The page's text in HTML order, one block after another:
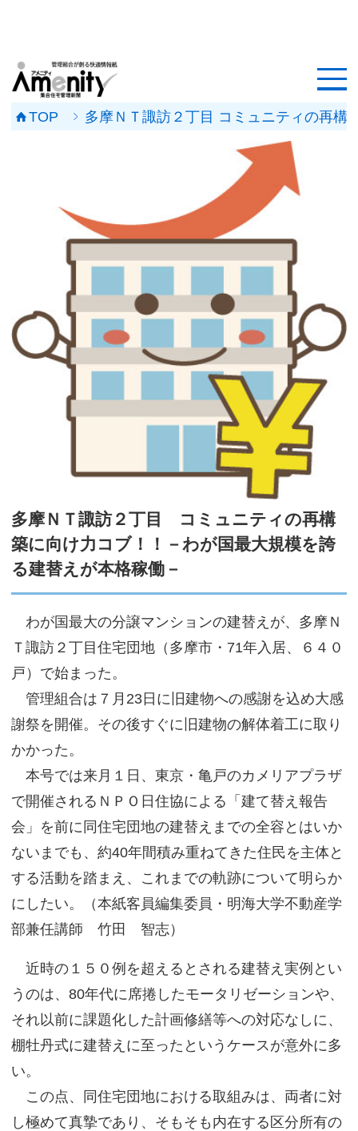
記事一覧
マンション改修ナビ
メンテナンス会社
マンションメンテの無料相談
媒体資料
サイトマップ
TOP 多摩ＮＴ諏訪２丁目 コミュニティの再構
多摩ＮＴ諏訪２丁目 コミュニティの再構
築に向け力コブ！！－わが国最大規模を誇
る建替えが本格稼働－
わが国最大の分譲マンションの建替えが、多摩Ｎ
Ｔ諏訪２丁目住宅団地（多摩市・71年入居、６４０
戸）で始まった。
管理組合は７月23日に旧建物への感謝を込め大感
謝祭を開催。その後すぐに旧建物の解体着工に取り
かかった。
本号では来月１日、東京・亀戸のカメリアプラザ
で開催されるＮＰＯ日住協による「建て替え報告
会」を前に同住宅団地の建替えまでの全容とはいか
ないまでも、約40年間積み重ねてきた住民を主体と
する活動を踏まえ、これまでの軌跡について明らか
にしたい。（本紙客員編集委員・明海大学不動産学
部兼任講師 竹田 智志）
近時の１５０例を超えるとされる建替え実例とい
うのは、80年代に席捲したモータリゼーションや、
それ以前に課題化した計画修繕等への対応なしに、
棚牡丹式に建替えに至ったというケースが意外に多
い。
この点、同住宅団地における取組みは、両者に対
し極めて真摯であり、そもそも内在する区分所有の